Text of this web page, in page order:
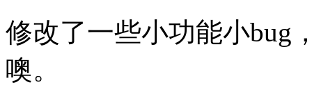
修改了一些小功能小bug
噢。